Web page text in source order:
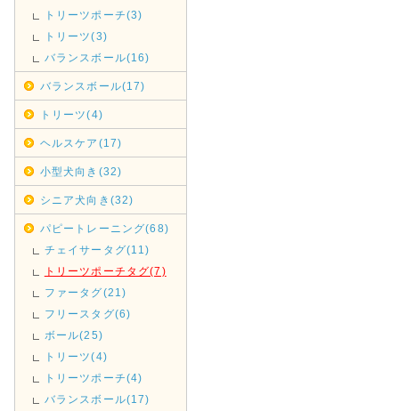
トリーツポーチ(3)
トリーツ(3)
バランスボール(16)
バランスボール(17)
トリーツ(4)
ヘルスケア(17)
小型犬向き(32)
シニア犬向き(32)
パピートレーニング(68)
チェイサータグ(11)
トリーツポーチタグ(7)
ファータグ(21)
フリースタグ(6)
ボール(25)
トリーツ(4)
トリーツポーチ(4)
バランスボール(17)